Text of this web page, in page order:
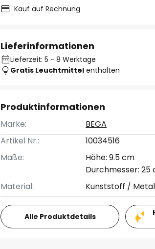
Kauf auf Rechnung
Lieferinformationen
Lieferzeit: 5 - 8 Werktage
Gratis Leuchtmittel enthalten
Produktinformationen
Marke:
BEGA
Artikel Nr.:
10034516
Maße:
Höhe: 9.5 cm
Durchmesser: 25
Material:
Kunststoff /
Alle Produktdetails